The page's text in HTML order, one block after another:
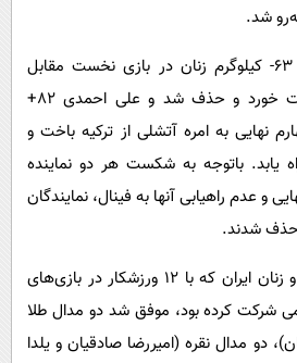
شد.
فاطمه اسکندرنیا در وزن ۶۳- کیلوگرم زنان در بازی نخست مقابل
عزیزوف ازبکستانی شکست خورد و حذف شد و علی احمدی ۸۲+
نهایی به امره آتشلی از ترکیه باخت و
یابد. باتوجه به شکست هر دو نماینده
و عدم راهیابی آنها به فینال، نمایندگان
حذف شدند.
تیم ملی تکواندوی مردان و زنان ایران که با ۱۲ ورزشکار در بازی‌های
شرکت کرده بود، موفق شد دو مدال طلا
دو مدال نقره (امیررضا صادقیان و یلدا